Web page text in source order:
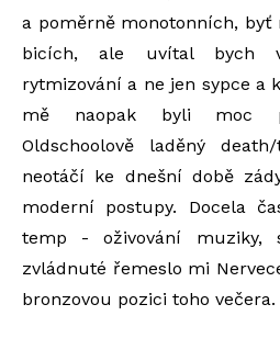
a poměrně monotonních, byť
bicích, ale uvítal bych
rytmizování a ne jen sypce a
mě naopak byli moc
Oldschoolově laděný
neotáčí ke dnešní době
moderní postupy. Docela
temp - oživování muziky,
zvládnuté řemeslo mi
bronzovou pozici toho večera.